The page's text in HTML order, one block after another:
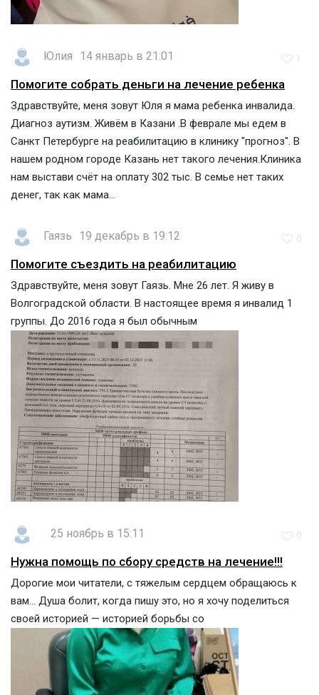
Юлия 14 январь в 21:01 1
Помогите собрать деньги на лечение ребенка
Здравствуйте, меня зовут Юля я мама ребенка инвалида.
Диагноз аутизм. Живём в Казани .В феврале мы едем в
Санкт Петербурге на реабилитацию в клинику "прогноз". В
нашем родном городе Казань нет такого лечения.Клиника
нам выстави счёт на оплату 302 тыс. В семье нет таких
денег, так как мама...
Гаязь 19 декабрь в 19:12 0
Помогите съездить на реабилитацию
Здравствуйте, меня зовут Гаязь. Мне 26 лет. Я живу в
Волгоградской области. В настоящее время я инвалид 1
группы. До 2016 года я был обычным
25 ноябрь в 15:11 0
Нужна помощь по сбору средств на лечение!!!
Дорогие мои читатели, с тяжелым сердцем обращаюсь к
вам... Душа болит, когда пишу это, но я хочу поделиться
своей историей — историей борьбы со